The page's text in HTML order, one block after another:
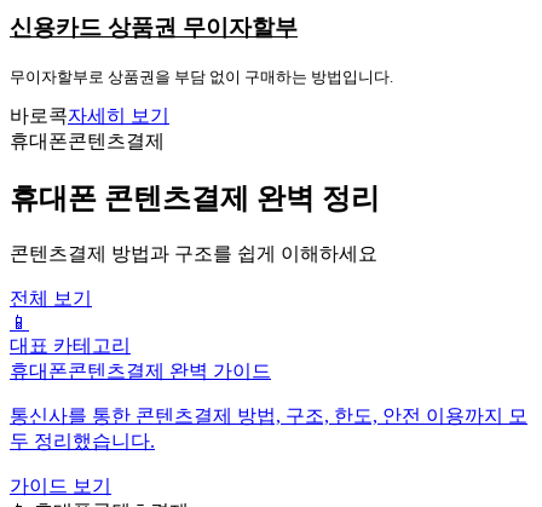
신용카드 상품권 무이자할부
무이자할부로 상품권을 부담 없이 구매하는 방법입니다.
바로콕자세히 보기
휴대폰콘텐츠결제
휴대폰 콘텐츠결제 완벽 정리
콘텐츠결제 방법과 구조를 쉽게 이해하세요
전체 보기
📱
대표 카테고리
휴대폰콘텐츠결제 완벽 가이드
통신사를 통한 콘텐츠결제 방법, 구조, 한도, 안전 이용까지 모
두 정리했습니다.
가이드 보기